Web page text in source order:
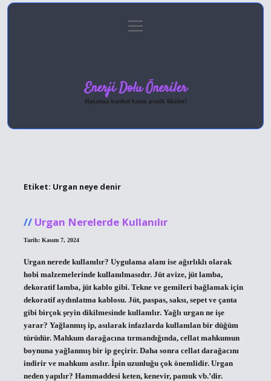
Gizlilik Politikası
menüyü
aç
Enerji Dolu Öneriler
Hayatına hareket katan pratik fikirler!
Etiket: Urgan neye denir
Urgan Nerelerde Kullanılır
Tarih: Kasım 7, 2024
Urgan nerede kullanılır? Uygulama alanı ise ağırlıklı olarak
hobi malzemelerinde kullanılmasıdır. Jüt avize, jüt lamba,
dekoratif lamba, jüt kablo gibi. Tekne ve gemileri bağlamak için
dekoratif aydınlatma kablosu. Jüt, paspas, saksı, sepet ve çanta
gibi birçok şeyin dikilmesinde kullanılır. Yağlı urgan ne işe
yarar? Yağlanmış ip, asılarak infazlarda kullanılan bir düğüm
türüdür. Mahkum darağacına tırmandığında, cellat mahkumun
boynuna yağlanmış bir ip geçirir. Daha sonra cellat darağacını
indirir ve mahkum asılır. İpin uzunluğu çok önemlidir. Urgan
neden yapılır? Hammaddesi keten, kenevir, pamuk vb.’dir.